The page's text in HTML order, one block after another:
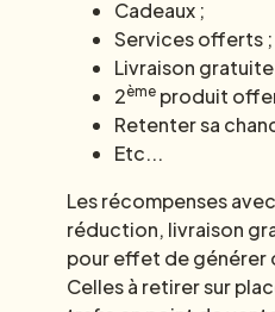
Cadeaux ;
Services offerts ;
Livraison gratuite
2ème produit
Retenter sa
Etc...
Les récompenses
réduction, livraison
pour effet de générer
Celles à retirer sur